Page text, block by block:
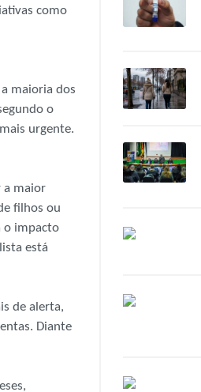
como
maioria dos
o
urgente.
a maior
filhos ou
o impacto
está
de alerta,
Diante